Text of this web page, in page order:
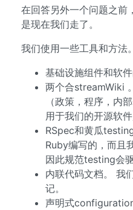
在回答另外一个问题之前
是现在我们走了。
我们使用一些工具和方法。
基础设施组件和软
两个合streamWiki
（政策，程序，内
用于我们的开源软件
RSpec和黄瓜
Ruby编写的，而且
因此规范testing会
内联代码文档。 我
记。
声明式